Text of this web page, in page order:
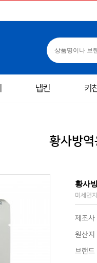
냅킨 키
황사방
황사
미세먼
제조사
원산지
브랜드